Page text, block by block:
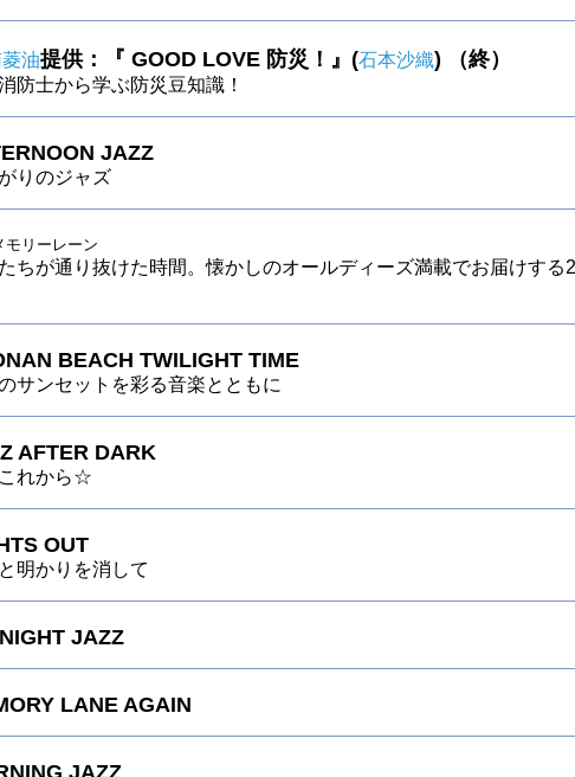
油提供：『 GOOD LOVE 防災！』(石本沙織) （終）
防士から学ぶ防災豆知識！
JAZZ
りのジャズ
モリーレーン
ちが通り抜けた時間。懐かしのオールディーズ満載でお届けする2
BEACH TWILIGHT TIME
サンセットを彩る音楽とともに
AFTER DARK
れから☆
OUT
明かりを消して
JAZZ
LANE AGAIN
JAZZ